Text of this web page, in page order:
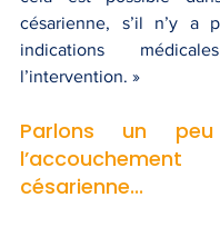
césarienne, s’il n’y a
indications
l’intervention. »
Parlons un
césarienne...